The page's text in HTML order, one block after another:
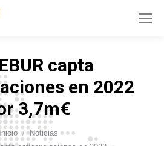
capta
en 2022
3,7m€
Noticias